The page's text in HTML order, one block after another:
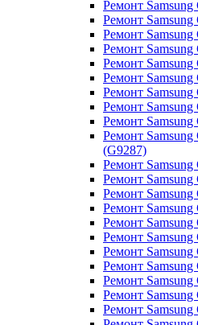
Ремонт
Ремонт
Ремонт
Ремонт
Ремонт
Ремонт
Ремонт
Ремонт
Ремонт
Ремонт Samsung
(G9287)
Ремонт
Ремонт
Ремонт
Ремонт
Ремонт
Ремонт
Ремонт
Ремонт
Ремонт
Ремонт
Ремонт